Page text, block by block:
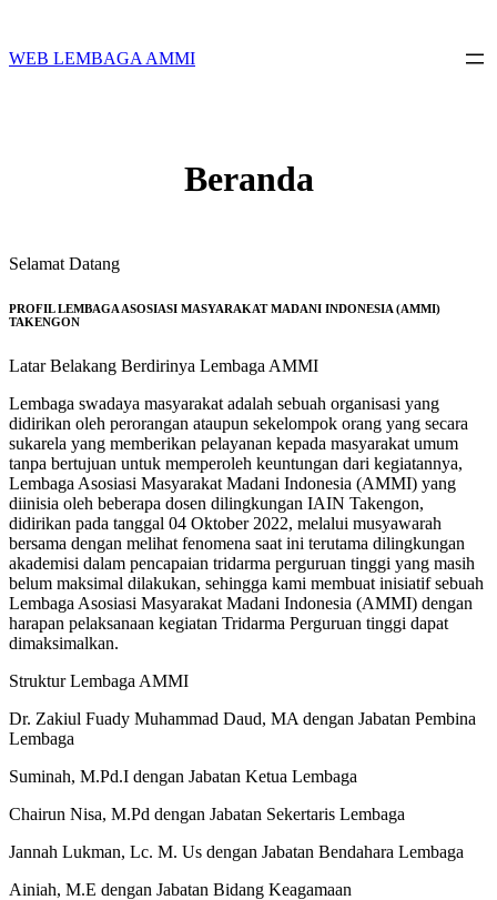
content
WEB LEMBAGA AMMI
Beranda
Selamat Datang
PROFIL LEMBAGA ASOSIASI MASYARAKAT MADANI INDONESIA (AMMI)
TAKENGON
Latar Belakang Berdirinya Lembaga AMMI
Lembaga swadaya masyarakat adalah sebuah organisasi yang
didirikan oleh perorangan ataupun sekelompok orang yang secara
sukarela yang memberikan pelayanan kepada masyarakat umum
tanpa bertujuan untuk memperoleh keuntungan dari kegiatannya,
Lembaga Asosiasi Masyarakat Madani Indonesia (AMMI) yang
diinisia oleh beberapa dosen dilingkungan IAIN Takengon,
didirikan pada tanggal 04 Oktober 2022, melalui musyawarah
bersama dengan melihat fenomena saat ini terutama dilingkungan
akademisi dalam pencapaian tridarma perguruan tinggi yang masih
belum maksimal dilakukan, sehingga kami membuat inisiatif sebuah
Lembaga Asosiasi Masyarakat Madani Indonesia (AMMI) dengan
harapan pelaksanaan kegiatan Tridarma Perguruan tinggi dapat
dimaksimalkan.
Struktur Lembaga AMMI
Dr. Zakiul Fuady Muhammad Daud, MA dengan Jabatan Pembina
Lembaga
Suminah, M.Pd.I dengan Jabatan Ketua Lembaga
Chairun Nisa, M.Pd dengan Jabatan Sekertaris Lembaga
Jannah Lukman, Lc. M. Us dengan Jabatan Bendahara Lembaga
Ainiah, M.E dengan Jabatan Bidang Keagamaan